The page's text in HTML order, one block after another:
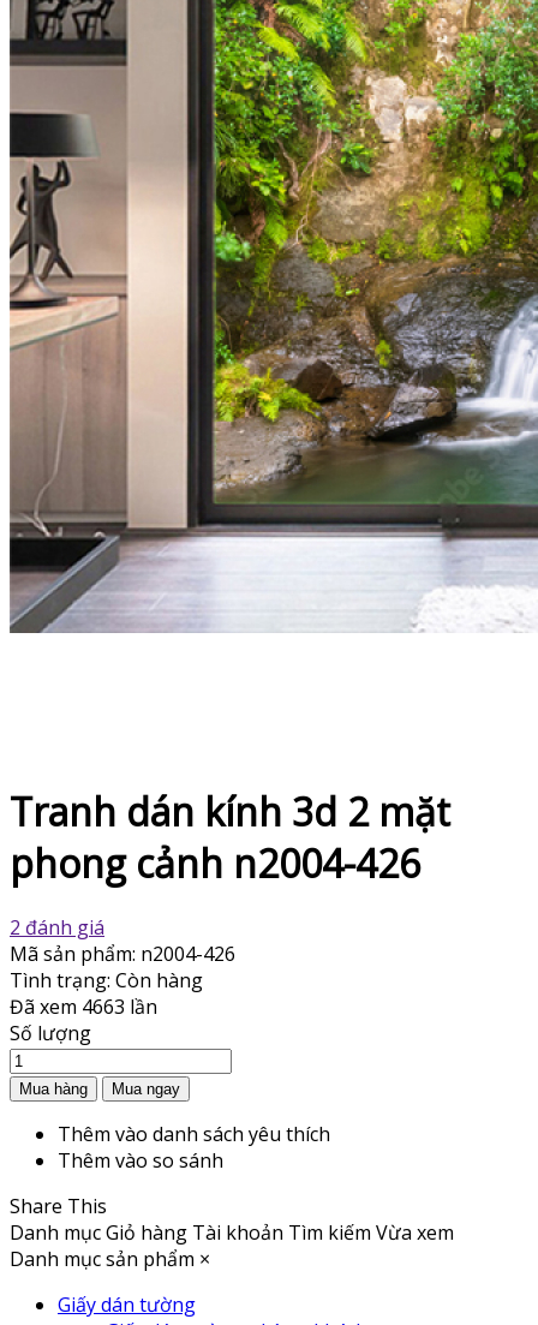
Tranh dán kính 3d 2 mặt
phong cảnh n2004-426
2 đánh giá
Mã sản phẩm: n2004-426
Tình trạng: Còn hàng
Đã xem 4663 lần
Số lượng
Thêm vào danh sách yêu thích
Thêm vào so sánh
Share This
Danh mụcGiỏ hàng Tài khoản Tìm kiếm Vừa xem
Danh mục sản phẩm ×
Giấy dán tường